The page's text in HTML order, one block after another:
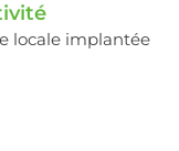
locale implantée